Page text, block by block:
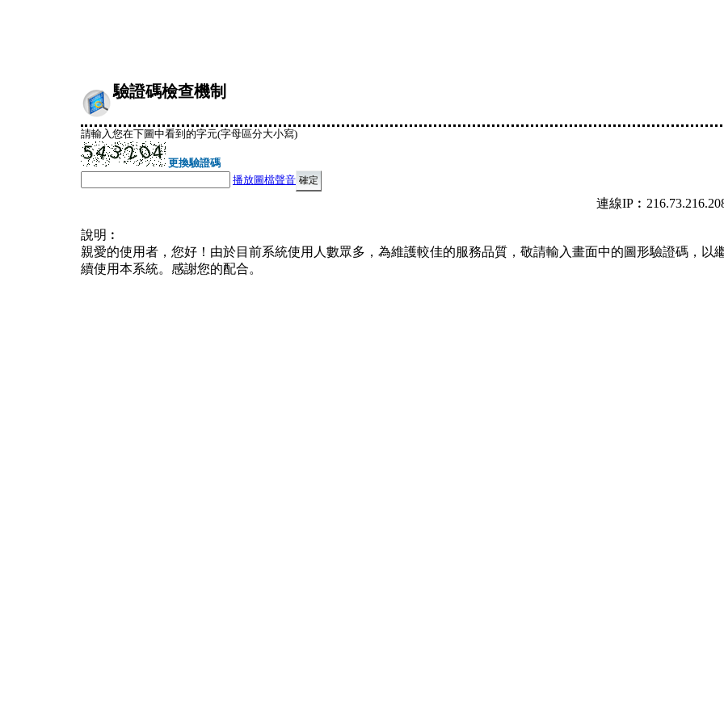
驗證碼檢查機制
請輸入您在下圖中看到的字元(字母區分大小寫)
更換驗證碼
播放圖檔聲音
連線
說明︰
親愛的使用者，您好！由於目前系統使用人數眾多，為維護較佳的服務品質，敬請輸入畫面中的圖形驗證碼，以
續使用本系統。感謝您的配合。